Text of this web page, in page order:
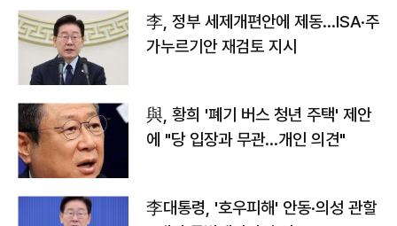
李, 정부 세제개편안에 제동…ISA·주
가누르기안 재검토 지시
與, 황희 '폐기 버스 청년 주택' 제안
에 "당 입장과 무관…개인 의견"
李대통령, '호우피해' 안동·의성 관할